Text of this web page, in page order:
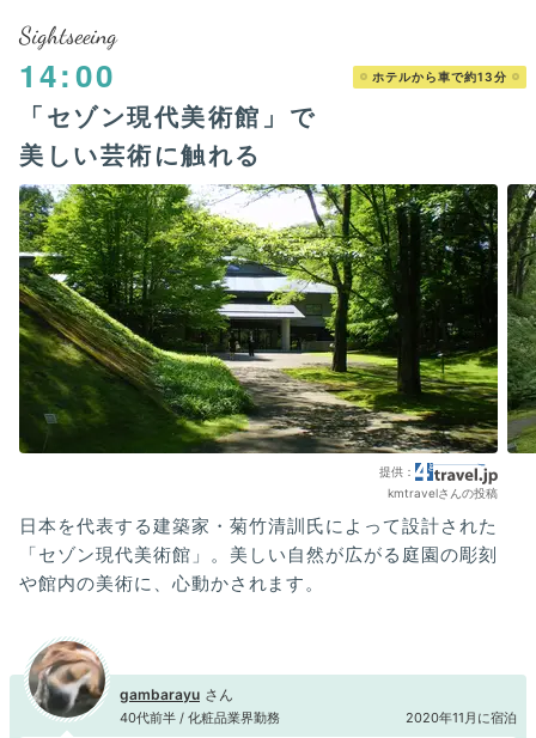
Sightseeing
14:00 ホテルから車で約13分
「セゾン現代美術館」で
美しい芸術に触れる
kmtravelさんの投稿
日本を代表する建築家・菊竹清訓氏によって設計された
「セゾン現代美術館」。美しい自然が広がる庭園の彫刻
や館内の美術に、心動かされます。
gambarayu
40代前半 / 化粧品業界勤務 2020年11月に宿泊